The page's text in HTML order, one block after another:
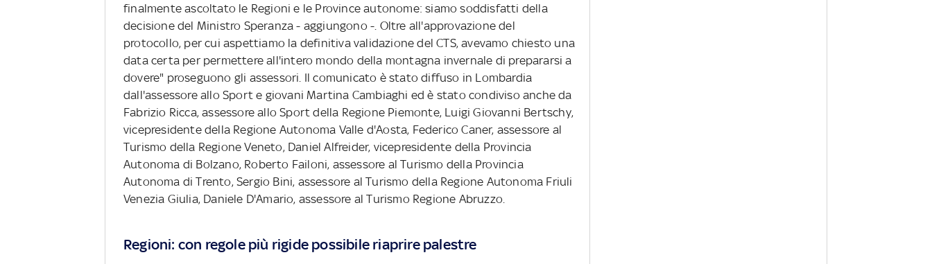
finalmente ascoltato le Regioni e le Province autonome: siamo soddisfatti della
decisione del Ministro Speranza - aggiungono -. Oltre all'approvazione del
protocollo, per cui aspettiamo la definitiva validazione del CTS, avevamo chiesto una
data certa per permettere all'intero mondo della montagna invernale di prepararsi a
dovere" proseguono gli assessori. Il comunicato è stato diffuso in Lombardia
dall'assessore allo Sport e giovani Martina Cambiaghi ed è stato condiviso anche da
Fabrizio Ricca, assessore allo Sport della Regione Piemonte, Luigi Giovanni Bertschy,
vicepresidente della Regione Autonoma Valle d'Aosta, Federico Caner, assessore al
Turismo della Regione Veneto, Daniel Alfreider, vicepresidente della Provincia
Autonoma di Bolzano, Roberto Failoni, assessore al Turismo della Provincia
Autonoma di Trento, Sergio Bini, assessore al Turismo della Regione Autonoma Friuli
Venezia Giulia, Daniele D'Amario, assessore al Turismo Regione Abruzzo.
Regioni: con regole più rigide possibile riaprire palestre